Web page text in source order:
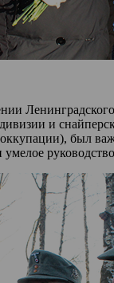
и
был
умелое